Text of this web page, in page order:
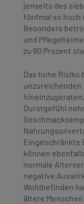
jenseits des
fünfmal so hoch
Besonders
und
zu 60 Prozent
Das hohe
Durstgefühl
Eingeschränkte
können
normale
negative
Wohlbefinden
ältere